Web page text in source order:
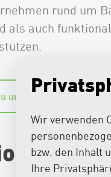
Wir verwenden
bzw. den Inhalt
Ihre
rund um
als auch
unseren Referenzen